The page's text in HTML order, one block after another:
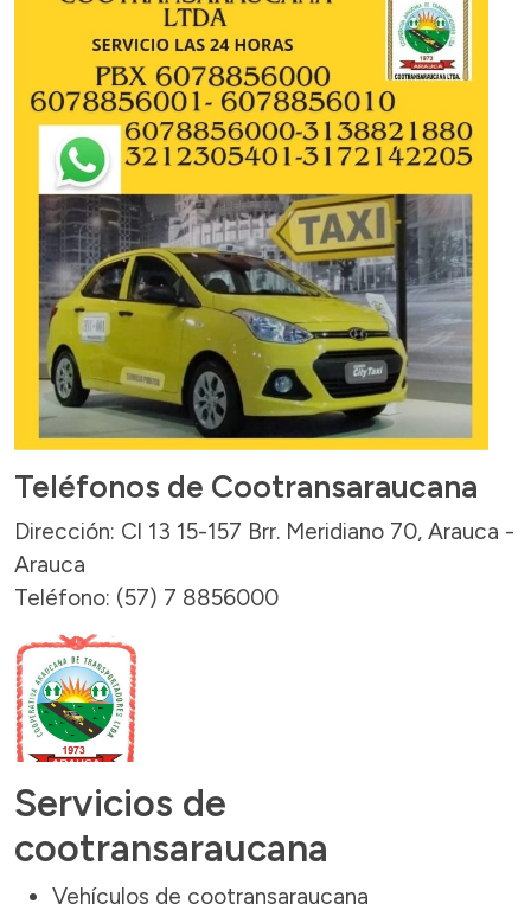
Teléfonos de Cootransaraucana
Dirección: Cl 13 15-157 Brr. Meridiano 70, Arauca -
Arauca
Teléfono: (57) 7 8856000
Servicios de
cootransaraucana
Vehículos de cootransaraucana